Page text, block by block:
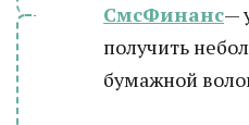
СмсФинанс—
получить
бумажной